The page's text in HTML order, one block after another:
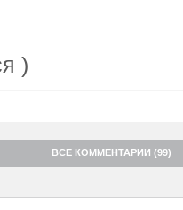
)
ВСЕ КОММЕНТАРИИ (99)